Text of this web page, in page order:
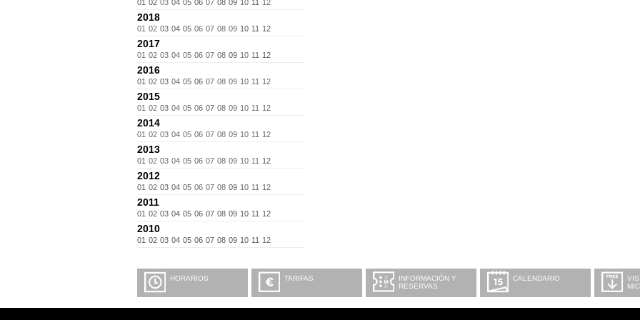
01 02 03 04 05 06 07 08 09 10 11 12
2018
01 02 03 04 05 06 07 08 09 10 11 12
2017
01 02 03 04 05 06 07 08 09 10 11 12
2016
01 02 03 04 05 06 07 08 09 10 11 12
2015
01 02 03 04 05 06 07 08 09 10 11 12
2014
01 02 03 04 05 06 07 08 09 10 11 12
2013
01 02 03 04 05 06 07 08 09 10 11 12
2012
01 02 03 04 05 06 07 08 09 10 11 12
2011
01 02 03 04 05 06 07 08 09 10 11 12
2010
01 02 03 04 05 06 07 08 09 10 11 12
HORARIOS TARIFAS
INFORMACIÓN Y
RESERVAS
CALENDARIO